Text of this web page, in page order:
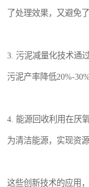
了处理效果，又避免
3. 污泥减量化技术通
污泥产率降低20%-
4. 能源回收利用在厌
为清洁能源，实现资
这些创新技术的应用